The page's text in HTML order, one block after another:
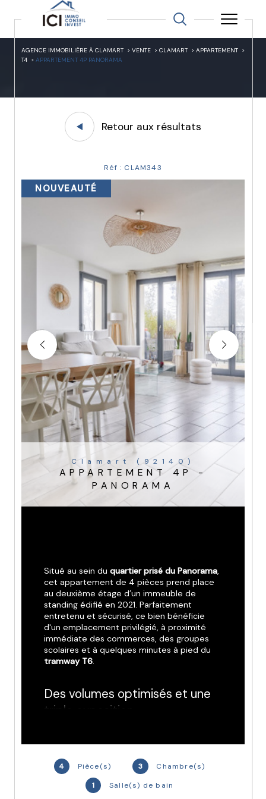
AGENCE IMMOBILIÈRE À CLAMART VENTE CLAMART
APPARTEMENT
T4
APPARTEMENT 4P PANORAMA
Retour aux résultats
Réf : CLAM343
NOUVEAUTÉ
Clamart (92140)
APPARTEMENT 4P -
PANORAMA
4 Pièce(s) 3
Chambre(s)
1
Salle(s) de bain
Situé au sein du quartier prisé du Panorama,
cet appartement de 4 pièces prend place
au deuxième étage d’un immeuble de
standing édifié en 2021. Parfaitement
entretenu et sécurisé, ce bien bénéficie
d'un emplacement privilégié, à proximité
immédiate des commerces, des groupes
scolaires et à quelques minutes à pied du
tramway T6.
Des volumes optimisés et une
triple exposition
L'agencement se distingue par sa